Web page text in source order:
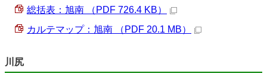
総括表：旭南 （PDF 726.4 KB）
カルテマップ：旭南 （PDF 20.1 MB）
川尻